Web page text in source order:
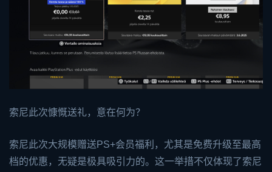
索尼此次慷慨送礼，意在何为？
索尼此次大规模赠送PS+会员福利，尤其是免费升级至最高
档的优惠，无疑是极具吸引力的。这一举措不仅体现了索尼